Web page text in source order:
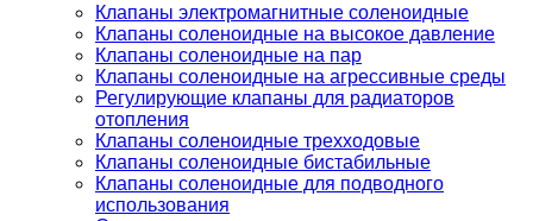
Клапаны электромагнитные соленоидные
Клапаны соленоидные на высокое давление
Клапаны соленоидные на пар
Клапаны соленоидные на агрессивные среды
Регулирующие клапаны для радиаторов
отопления
Клапаны соленоидные трехходовые
Клапаны соленоидные бистабильные
Клапаны соленоидные для подводного
использования